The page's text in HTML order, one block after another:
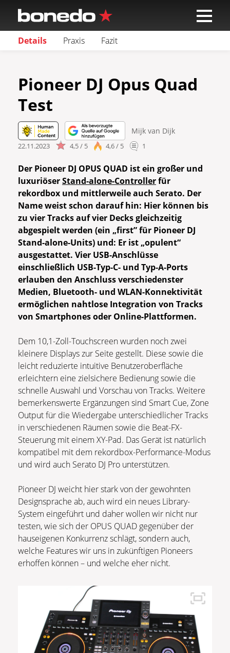
Details Praxis Fazit
Pioneer DJ Opus Quad
Test
Mijk van Dijk
22.11.2023 4,5 / 5 4,6 / 5 1
Der Pioneer DJ OPUS QUAD ist ein großer und
luxuriöserStand-alone-Controllerfür
rekordbox und mittlerweile auch Serato. Der
Name weist schon darauf hin: Hier können bis
zu vier Tracks auf vier Decks gleichzeitig
abgespielt werden (ein „first” für Pioneer DJ
Stand-alone-Units) und: Er ist „opulent“
ausgestattet. Vier USB-Anschlüsse
einschließlich USB-Typ-C- und Typ-A-Ports
erlauben den Anschluss verschiedenster
Medien, Bluetooth- und WLAN-Konnektivität
ermöglichen nahtlose Integration von Tracks
von Smartphones oder Online-Plattformen.
Dem 10,1-Zoll-Touchscreen wurden noch zwei
kleinere Displays zur Seite gestellt. Diese sowie die
leicht reduzierte intuitive Benutzeroberfläche
erleichtern eine zielsichere Bedienung sowie die
schnelle Auswahl und Vorschau von Tracks. Weitere
bemerkenswerte Ergänzungen sind Smart Cue, Zone
Output für die Wiedergabe unterschiedlicher Tracks
in verschiedenen Räumen sowie die Beat-FX-
Steuerung mit einem XY-Pad. Das Gerät ist natürlich
kompatibel mit dem rekordbox-Performance-Modus
und wird auch Serato DJ Pro unterstützen.
Pioneer DJ weicht hier stark von der gewohnten
Designsprache ab, auch wird ein neues Library-
System eingeführt und daher wollen wir nicht nur
testen, wie sich der OPUS QUAD gegenüber der
hauseigenen Konkurrenz schlägt, sondern auch,
welche Features wir uns in zukünftigen Pioneers
erhoffen können – und welche eher nicht.